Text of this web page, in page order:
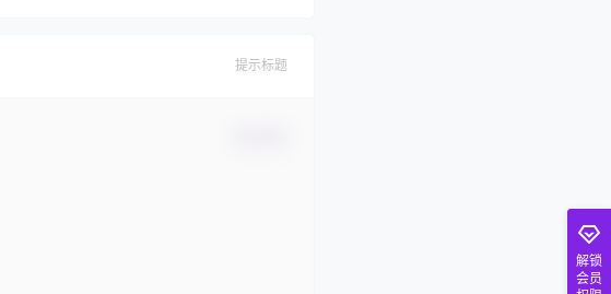
提示标题
解锁
会员